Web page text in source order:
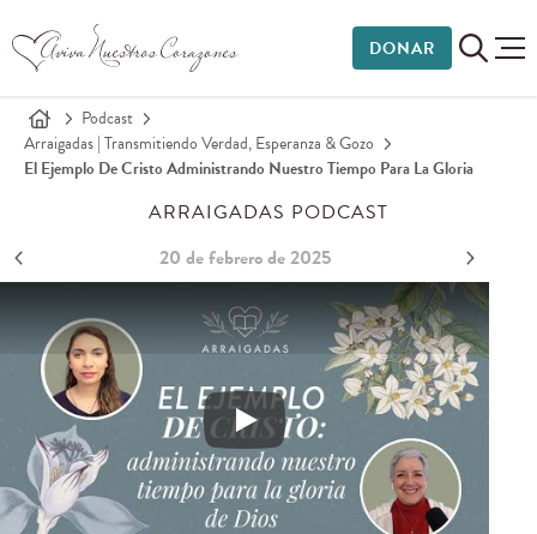
DONAR
Podcast
Arraigadas | Transmitiendo Verdad, Esperanza & Gozo
El Ejemplo De Cristo Administrando Nuestro Tiempo Para La Gloria
ARRAIGADAS PODCAST
20 de febrero de 2025
El ejemplo de Cristo administrando nuestro tiempo